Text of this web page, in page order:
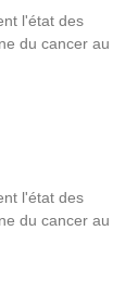
l'état des
du cancer au
l'état des
du cancer au